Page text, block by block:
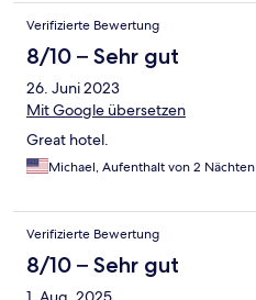
Verifizierte Bewertung
8/10 – Sehr gut
26. Juni 2023
Mit Google übersetzen
Great hotel.
Michael, Aufenthalt von 2 Nächten
Verifizierte Bewertung
8/10 – Sehr gut